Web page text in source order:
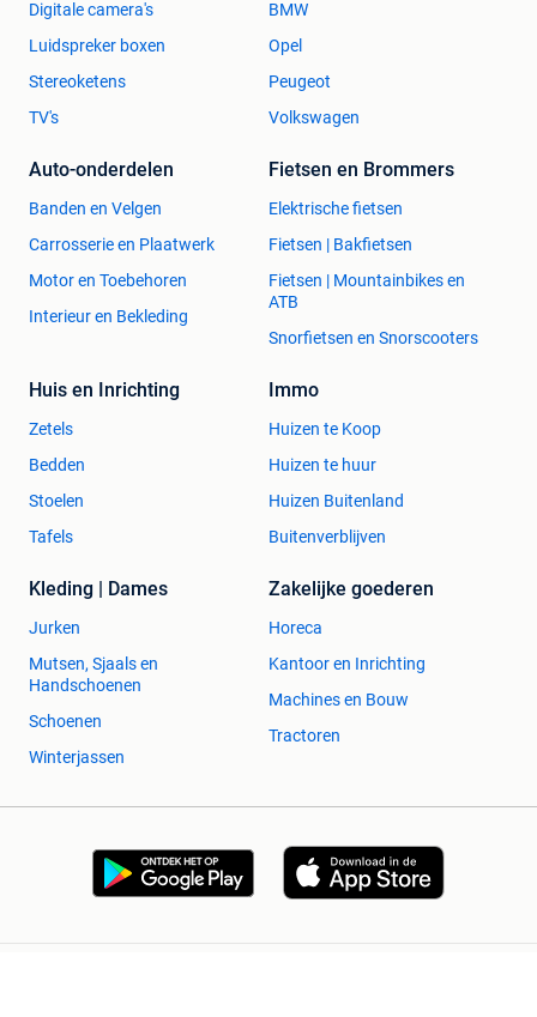
Digitale camera's
Luidspreker boxen
Stereoketens
TV's
BMW
Opel
Peugeot
Volkswagen
Auto-onderdelen
Banden en Velgen
Carrosserie en Plaatwerk
Motor en Toebehoren
Interieur en Bekleding
Fietsen en Brommers
Elektrische fietsen
Fietsen | Bakfietsen
Fietsen | Mountainbikes en
ATB
Snorfietsen en Snorscooters
Huis en Inrichting
Zetels
Bedden
Stoelen
Tafels
Immo
Huizen te Koop
Huizen te huur
Huizen Buitenland
Buitenverblijven
Kleding | Dames
Jurken
Mutsen, Sjaals en
Handschoenen
Schoenen
Winterjassen
Zakelijke goederen
Horeca
Kantoor en Inrichting
Machines en Bouw
Tractoren